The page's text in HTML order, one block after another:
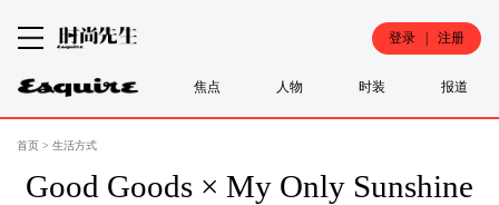
登录 | 注册
焦点 人物 时装 报道
首页 > 生活方式
Good Goods × My Only Sunshine